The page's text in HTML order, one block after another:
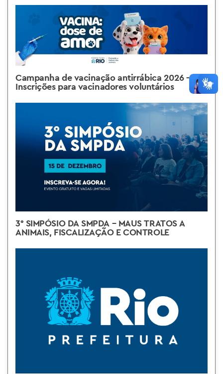
Campanha de vacinação antirrábica 2026 –
Inscrições para vacinadores voluntários
3° SIMPÓSIO DA SMPDA – MAUS TRATOS A
ANIMAIS, FISCALIZAÇÃO E CONTROLE